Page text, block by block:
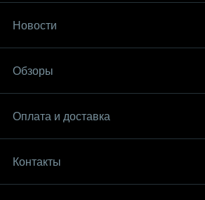
Новости
Обзоры
Оплата и доставка
Контакты